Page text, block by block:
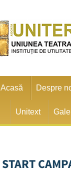
Acasă Despre
Unitext
START